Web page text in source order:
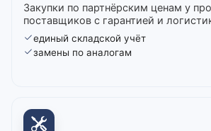
Закупки по партнёрским ценам у
поставщиков с гарантией и
единый складской учёт
замены по аналогам